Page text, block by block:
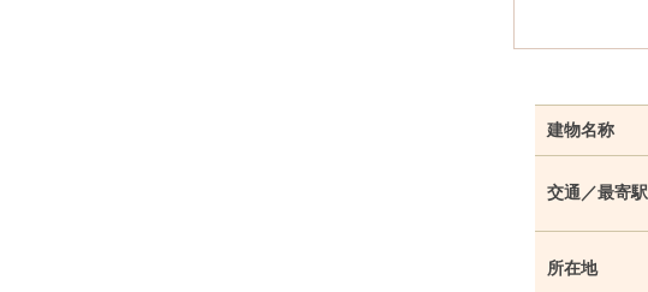
建物名称
交通／最寄駅
所在地